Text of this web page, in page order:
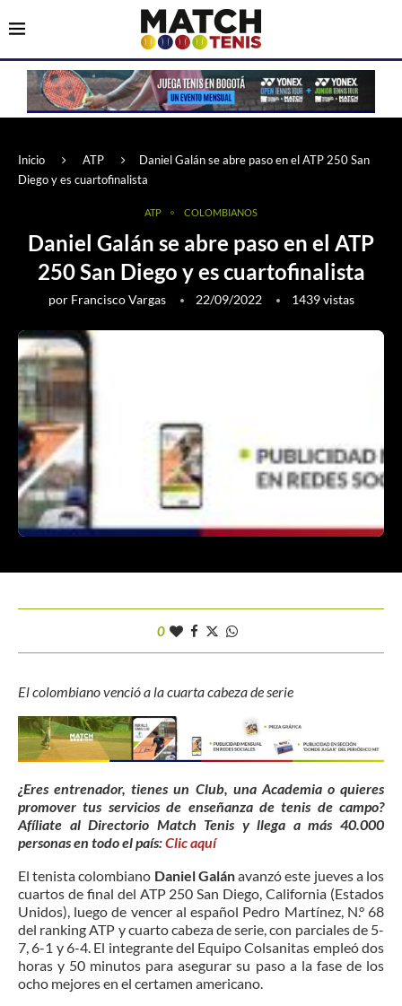
Inicio ATP
Daniel Galán se abre paso en el ATP 250 San
Diego y es cuartofinalista
ATP COLOMBIANOS
Daniel Galán se abre paso en el ATP
250 San Diego y es cuartofinalista
por Francisco Vargas 22/09/2022 1439vistas
0
El colombiano venció a la cuarta cabeza de serie
¿Eres entrenador, tienes un Club, una Academia o quieres
promover tus servicios de enseñanza de tenis de campo?
Afíliate al Directorio Match Tenis y llega a más 40.000
personas en todo el país:Clic aquí
El tenista colombiano Daniel Galánavanzó este jueves a los
cuartos de final del ATP 250 San Diego, California (Estados
Unidos), luego de vencer al español Pedro Martínez, N.° 68
del ranking ATP y cuarto cabeza de serie, con parciales de 5-
7, 6-1 y 6-4. El integrante del Equipo Colsanitas empleó dos
horas y 50 minutos para asegurar su paso a la fase de los
ocho mejores en el certamen americano.